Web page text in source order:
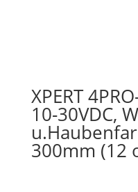
XPERT
10-30VDC,
300mm (12